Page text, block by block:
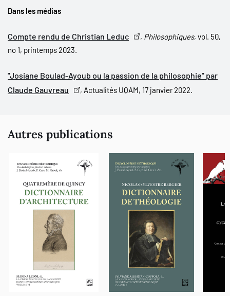
Je crois traduire par cela le souci de l’historienne-philosophe que
vitro
» afin d’éprouver « in vivo », dans le présent historique, des
idées qui, en somme, visent toujours à harmoniser liberté et
société.
La fierté d’un grand universitaire au sommet de sa carrière, c’est,
a-t-on dit, de pouvoir se dire : ce que j’ai fait est ouvrage de
J’ai tenté d’être une figure de mondialisation positive, d’énergie et
de démocratie, alors que le scepticisme ou le cynisme gagnent
parfois tant d’esprits peu fermes aujourd’hui, d’être un exemple
pour tous ceux qui ont fait avec moi un travail d’utilité générale,
de la recherche et de la science au service de tous.
J’ai toujours mené un combat : défendre la nécessité d’une
éducation philosophique pour le plus grand nombre. Alexandrine
devenue fièrement citoyenne du Canada, je crois avoir bien
mérité de la philosophie et des sciences humaines qui ne
resteront humaines que dans la mesure où elles ne se passeront
pas de philosophie.
Dans les médias
Compte rendu de Christian Leduc , Philosophiques, vol. 50,
no 1, printemps 2023.
"Josiane Boulad-Ayoub ou la passion de la philosophie" par
Claude Gauvreau
, Actualités UQAM, 17 janvier 2022.
Autres publications